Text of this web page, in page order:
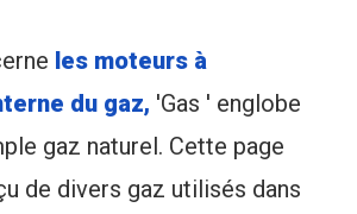
les moteurs à
du gaz, 'Gas ' englobe
gaz naturel. Cette page
de divers gaz utilisés dans